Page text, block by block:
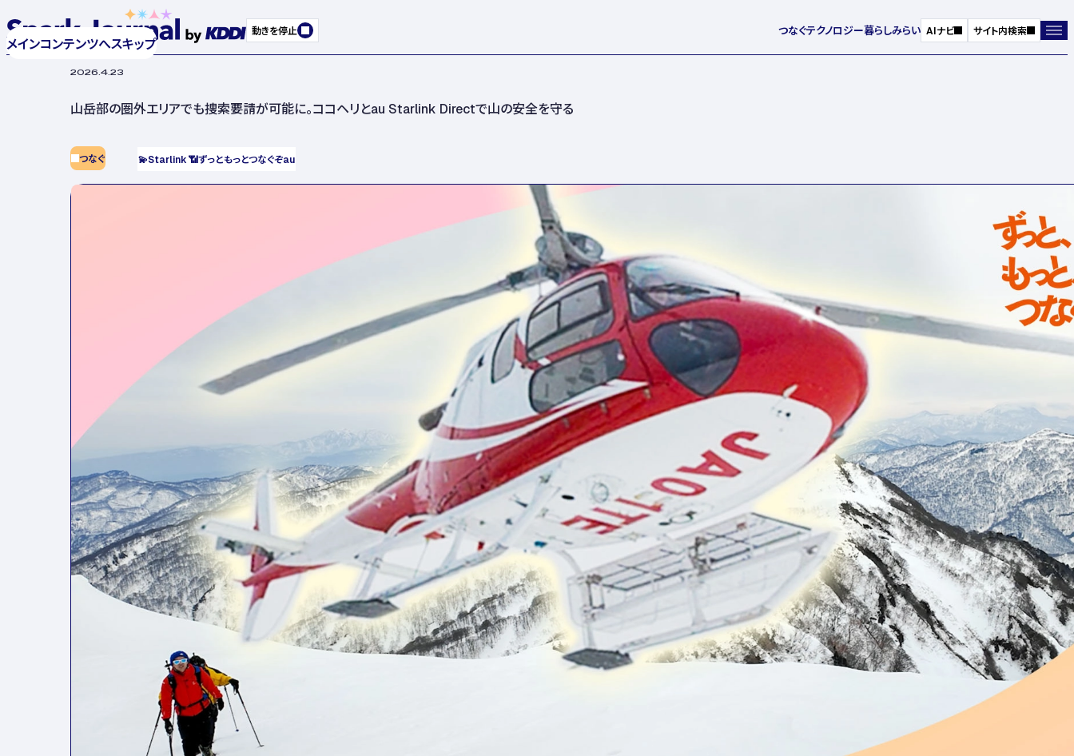
メインコンテンツへスキップ
動きを停止 つなぐテクノロジー暮らしみらい AIナビ サイト内検索
2026.4.23
山岳部の圏外エリアでも捜索要請が可能に。ココヘリとau Starlink Directで山の安全を守る
つなぐ 💫Starlink📶ずっともっとつなぐぞau